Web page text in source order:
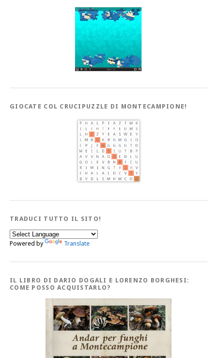
GIOCATE COL CRUCIPUZZLE DI MONTECAMPIONE!
TRADUCI TUTTO IL SITO!
Powered by Translate
IL LIBRO DI DARIO DOGALI E LORENZO BORGHESI:
COME POSSO ACQUISTARLO?